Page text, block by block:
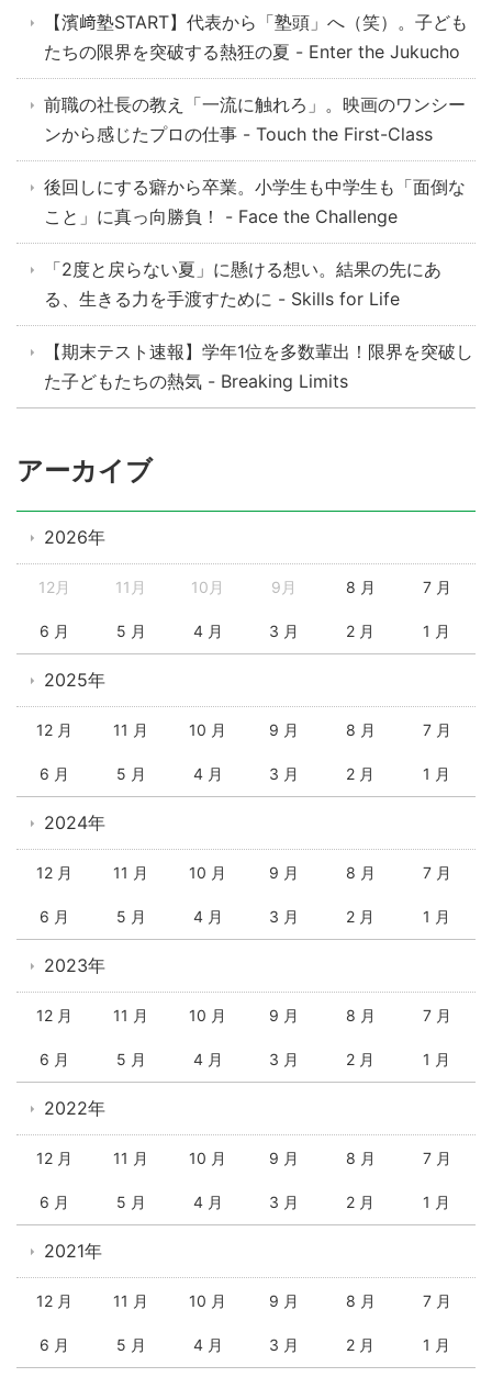
【濱﨑塾START】代表から「塾頭」へ（笑）。子ども
たちの限界を突破する熱狂の夏 - Enter the Jukucho
前職の社長の教え「一流に触れろ」。映画のワンシー
ンから感じたプロの仕事 - Touch the First-Class
後回しにする癖から卒業。小学生も中学生も「面倒な
こと」に真っ向勝負！ - Face the Challenge
「2度と戻らない夏」に懸ける想い。結果の先にあ
る、生きる力を手渡すために - Skills for Life
【期末テスト速報】学年1位を多数輩出！限界を突破し
た子どもたちの熱気 - Breaking Limits
アーカイブ
2026年
12月 11月 10月 9月 8 月 7 月
6 月 5 月 4 月 3 月 2 月 1 月
2025年
12 月 11 月 10 月 9 月 8 月 7 月
6 月 5 月 4 月 3 月 2 月 1 月
2024年
12 月 11 月 10 月 9 月 8 月 7 月
6 月 5 月 4 月 3 月 2 月 1 月
2023年
12 月 11 月 10 月 9 月 8 月 7 月
6 月 5 月 4 月 3 月 2 月 1 月
2022年
12 月 11 月 10 月 9 月 8 月 7 月
6 月 5 月 4 月 3 月 2 月 1 月
2021年
12 月 11 月 10 月 9 月 8 月 7 月
6 月 5 月 4 月 3 月 2 月 1 月